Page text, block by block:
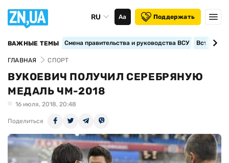
RU Аа Поддержать
ВАЖНЫЕ ТЕМЫ Смена правительства и руководства ВСУ
ГЛАВНАЯ СПОРТ
ВУКОЕВИЧ ПОЛУЧИЛ СЕРЕБРЯНУЮ
МЕДАЛЬ ЧМ-2018
16 июля, 2018, 20:48
Поделиться